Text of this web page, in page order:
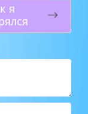
я